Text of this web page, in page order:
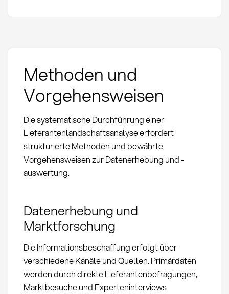
Methoden und
Vorgehensweisen
Die systematische Durchführung einer
Lieferantenlandschaftsanalyse erfordert
strukturierte Methoden und bewährte
Vorgehensweisen zur Datenerhebung und -
auswertung.
Datenerhebung und
Marktforschung
Die Informationsbeschaffung erfolgt über
verschiedene Kanäle und Quellen. Primärdaten
werden durch direkte Lieferantenbefragungen,
Marktbesuche und Experteninterviews